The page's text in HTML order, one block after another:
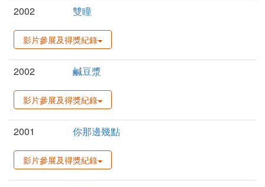
2002 雙瞳
影片參展及得獎紀錄
2002 鹹豆漿
影片參展及得獎紀錄
2001 你那邊幾點
影片參展及得獎紀錄